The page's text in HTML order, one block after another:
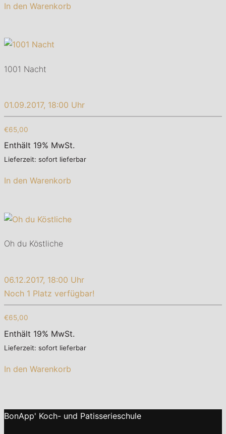
In den Warenkorb
1001 Nacht
01.09.2017, 18:00 Uhr
€65,00
Enthält 19% MwSt.
Lieferzeit: sofort lieferbar
In den Warenkorb
Oh du Köstliche
06.12.2017, 18:00 Uhr
Noch 1 Platz verfügbar!
€65,00
Enthält 19% MwSt.
Lieferzeit: sofort lieferbar
In den Warenkorb
BonApp' Koch- und Patisserieschule